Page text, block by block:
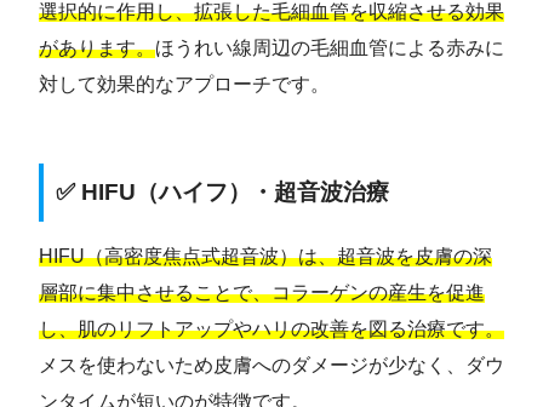
選択的に作用し、拡張した毛細血管を収縮させる効果
があります。ほうれい線周辺の毛細血管による赤みに
対して効果的なアプローチです。
✅ HIFU（ハイフ）・超音波治療
HIFU（高密度焦点式超音波）は、超音波を皮膚の深
層部に集中させることで、コラーゲンの産生を促進
し、肌のリフトアップやハリの改善を図る治療です。
メスを使わないため皮膚へのダメージが少なく、ダウ
ンタイムが短いのが特徴です。